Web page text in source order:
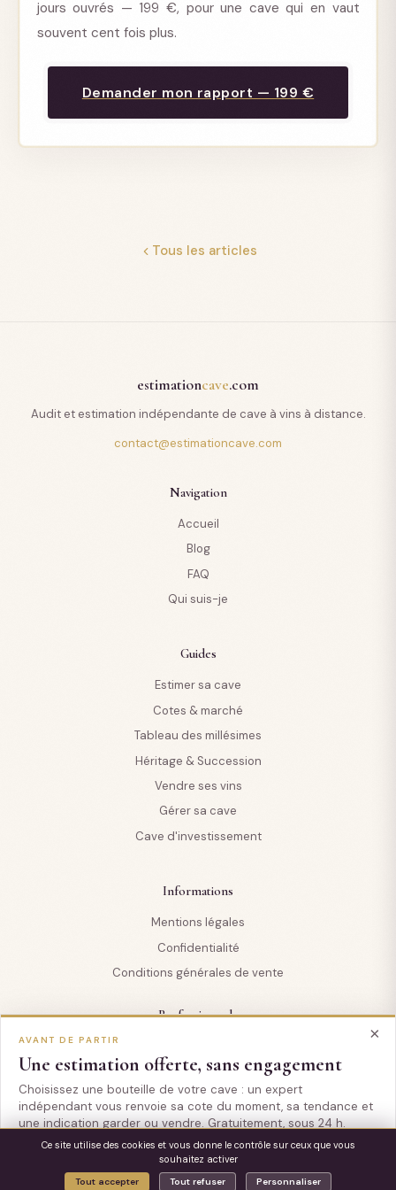
jours ouvrés — 199 €, pour une cave qui en vaut
souvent cent fois plus.
Demander mon rapport — 199 €
Tous les articles
estimationcave.com
Audit et estimation indépendante de cave à vins à distance.
contact@estimationcave.com
Navigation
Accueil
Blog
FAQ
Qui suis-je
Guides
Estimer sa cave
Cotes & marché
Tableau des millésimes
Héritage & Succession
Vendre ses vins
Gérer sa cave
Cave d'investissement
Informations
Mentions légales
Confidentialité
Conditions générales de vente
Professionnels
Pour les assureurs
Pour les notaires
Pour les conseils en gestion de patrimoine
Pour les cabinets de cession (CHR)
© 2026 estimationcave.com
×
AVANT DE PARTIR
Une estimation offerte, sans engagement
Choisissez une bouteille de votre cave : un expert
indépendant vous renvoie sa cote du moment, sa tendance et
une indication garder ou vendre. Gratuitement, sous 24 h.
Estimer une bouteille gratuitement
Ce site utilise des cookies et vous donne le contrôle sur ceux que vous
souhaitez activer
Tout accepter Tout refuser Personnaliser